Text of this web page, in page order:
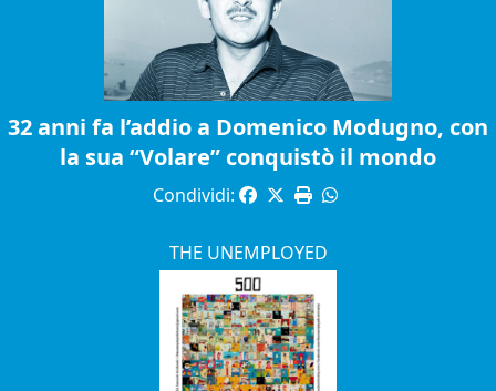
32 anni fa l’addio a Domenico Modugno, con
la sua “Volare” conquistò il mondo
Condividi:
THE UNEMPLOYED